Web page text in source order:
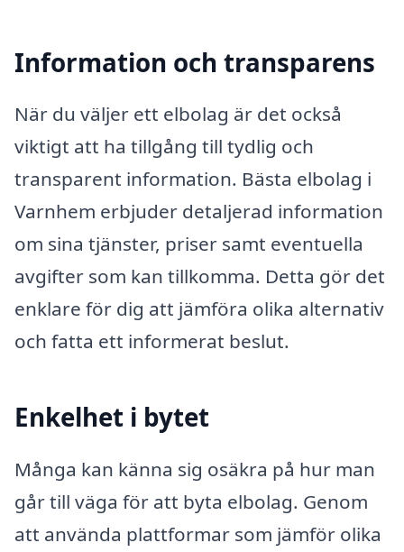
Information och transparens
När du väljer ett elbolag är det också
viktigt att ha tillgång till tydlig och
transparent information. Bästa elbolag i
Varnhem erbjuder detaljerad information
om sina tjänster, priser samt eventuella
avgifter som kan tillkomma. Detta gör det
enklare för dig att jämföra olika alternativ
och fatta ett informerat beslut.
Enkelhet i bytet
Många kan känna sig osäkra på hur man
går till väga för att byta elbolag. Genom
att använda plattformar som jämför olika